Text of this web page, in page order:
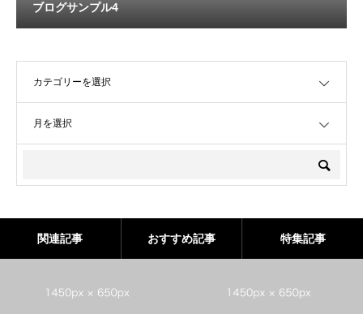
ブログサンプル4
関連記事 おすすめ記事 特集記事